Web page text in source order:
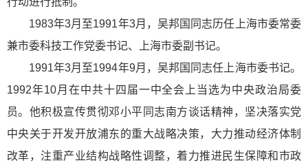
1983年3月至1991年3月，吴邦国同志历任上海市委常委
兼市委科技工作党委书记、上海市委副书记。
1991年3月至1994年9月，吴邦国同志任上海市委书记。
1992年10月在中共十四届一中全会上当选为中央政治局委
员。他积极宣传贯彻邓小平同志南方谈话精神，坚决落实党
中央关于开发开放浦东的重大战略决策，大力推动经济体制
改革，注重产业结构战略性调整，着力推进民生保障和市政